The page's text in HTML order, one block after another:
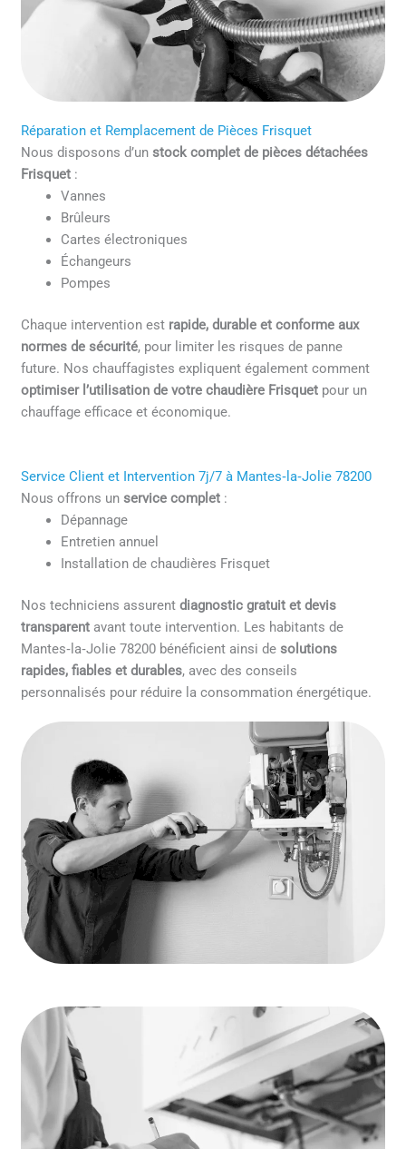
Réparation et Remplacement de Pièces Frisquet
Nous disposons d’unstock complet de pièces détachées
Frisquet :
Vannes
Brûleurs
Cartes électroniques
Échangeurs
Pompes
Chaque intervention est rapide, durable et conforme aux
normes de sécurité, pour limiter les risques de panne
future. Nos chauffagistes expliquent également comment
optimiser l’utilisation de votre chaudière Frisquet pour un
chauffage efficace et économique.
Service Client et Intervention 7j/7 à Mantes‑la‑Jolie 78200
Nous offrons unservice complet :
Dépannage
Entretien annuel
Installation de chaudières Frisquet
Nos techniciens assurentdiagnostic gratuit et devis
transparent avant toute intervention. Les habitants de
Mantes‑la‑Jolie 78200 bénéficient ainsi desolutions
rapides, fiables et durables, avec des conseils
personnalisés pour réduire la consommation énergétique.